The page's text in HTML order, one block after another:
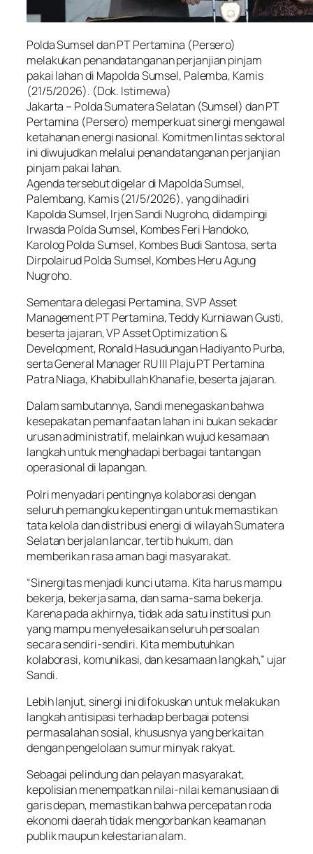
Polda Sumsel dan PT Pertamina (Persero)
melakukan penandatanganan perjanjian pinjam
pakai lahan di Mapolda Sumsel, Palemba, Kamis
(21/5/2026). (Dok. Istimewa)
Jakarta – Polda Sumatera Selatan (Sumsel) dan PT
Pertamina (Persero) memperkuat sinergi mengawal
ketahanan energi nasional. Komitmen lintas sektoral
ini diwujudkan melalui penandatanganan perjanjian
pinjam pakai lahan.
Agenda tersebut digelar di Mapolda Sumsel,
Palembang, Kamis (21/5/2026), yang dihadiri
Kapolda Sumsel, Irjen Sandi Nugroho, didampingi
Irwasda Polda Sumsel, Kombes Feri Handoko,
Karolog Polda Sumsel, Kombes Budi Santosa, serta
Dirpolairud Polda Sumsel, Kombes Heru Agung
Nugroho.
Sementara delegasi Pertamina, SVP Asset
Management PT Pertamina, Teddy Kurniawan Gusti,
beserta jajaran, VP Asset Optimization &
Development, Ronald Hasudungan Hadiyanto Purba,
serta General Manager RU III Plaju PT Pertamina
Patra Niaga, Khabibullah Khanafie, beserta jajaran.
Dalam sambutannya, Sandi menegaskan bahwa
kesepakatan pemanfaatan lahan ini bukan sekadar
urusan administratif, melainkan wujud kesamaan
langkah untuk menghadapi berbagai tantangan
operasional di lapangan.
Polri menyadari pentingnya kolaborasi dengan
seluruh pemangku kepentingan untuk memastikan
tata kelola dan distribusi energi di wilayah Sumatera
Selatan berjalan lancar, tertib hukum, dan
memberikan rasa aman bagi masyarakat.
“Sinergitas menjadi kunci utama. Kita harus mampu
bekerja, bekerja sama, dan sama-sama bekerja.
Karena pada akhirnya, tidak ada satu institusi pun
yang mampu menyelesaikan seluruh persoalan
secara sendiri-sendiri. Kita membutuhkan
kolaborasi, komunikasi, dan kesamaan langkah,” ujar
Sandi.
Lebih lanjut, sinergi ini difokuskan untuk melakukan
langkah antisipasi terhadap berbagai potensi
permasalahan sosial, khususnya yang berkaitan
dengan pengelolaan sumur minyak rakyat.
Sebagai pelindung dan pelayan masyarakat,
kepolisian menempatkan nilai-nilai kemanusiaan di
garis depan, memastikan bahwa percepatan roda
ekonomi daerah tidak mengorbankan keamanan
publik maupun kelestarian alam.